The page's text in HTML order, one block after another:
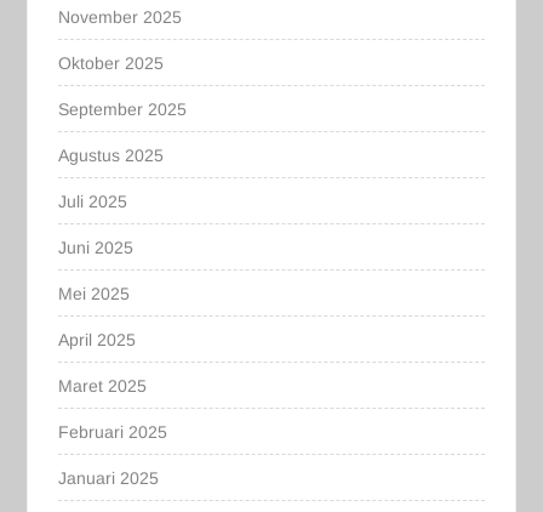
November 2025
Oktober 2025
September 2025
Agustus 2025
Juli 2025
Juni 2025
Mei 2025
April 2025
Maret 2025
Februari 2025
Januari 2025